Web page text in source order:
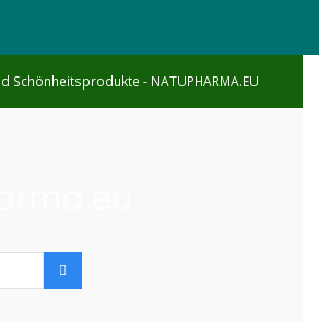
Schönheitsprodukte - NATUPHARMA.EU
suche